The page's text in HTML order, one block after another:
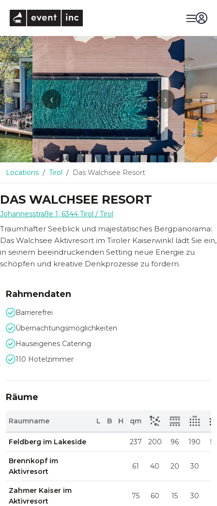
‹ ›
Locations Tirol Das Walchsee Resort
DAS WALCHSEE RESORT
Johannesstraße 1, 6344 Tirol / Tirol
Traumhafter Seeblick und majestätisches Bergpanorama:
Das Walchsee Aktivresort im Tiroler Kaiserwinkl lädt Sie ein,
in seinem beeindruckenden Setting neue Energie zu
schöpfen und kreative Denkprozesse zu fördern.
Rahmendaten
Barrierefrei
Übernachtungsmöglichkeiten
Hauseigenes Catering
110 Hotelzimmer
Räume
Raumname L B H qm
Feldberg im Lakeside 237 200 96 190
Brennkopf im
Aktivresort
61 40 20 30
Zahmer Kaiser im
Aktivresort
75 60 15 30